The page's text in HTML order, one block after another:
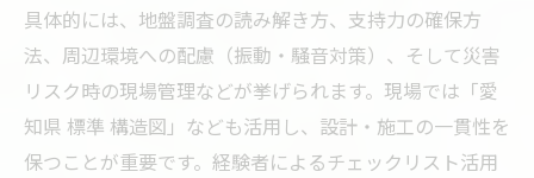
具体的には、地盤調査の読み解き方、支持力の確保方
法、周辺環境への配慮（振動・騒音対策）、そして災害
リスク時の現場管理などが挙げられます。現場では「愛
知県 標準 構造図」なども活用し、設計・施工の一貫性を
保つことが重要です。経験者によるチェックリスト活用